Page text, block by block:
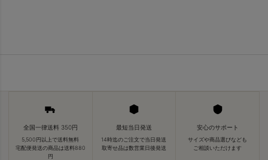
全国一律送料 350円
5,500円以上で送料無料
宅配便発送の商品は送料880
円
最短当日発送
14時迄のご注文で当日発送
取寄せ品は数営業日後発送
安心のサポート
サイズや商品選びなども
ご相談いただけます